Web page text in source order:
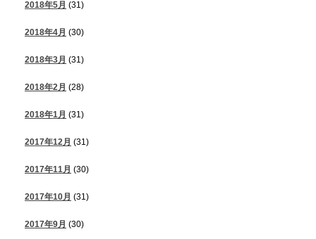
2018年5月 (31)
2018年4月 (30)
2018年3月 (31)
2018年2月 (28)
2018年1月 (31)
2017年12月 (31)
2017年11月 (30)
2017年10月 (31)
2017年9月 (30)